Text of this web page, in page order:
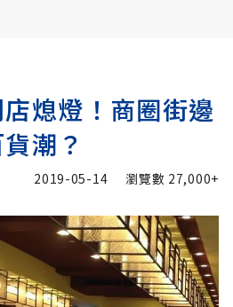
熄燈！商圈街邊
潮？
2019-05-14 瀏覽數 27,000+